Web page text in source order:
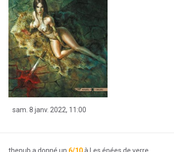
sam. 8 janv. 2022, 11:00